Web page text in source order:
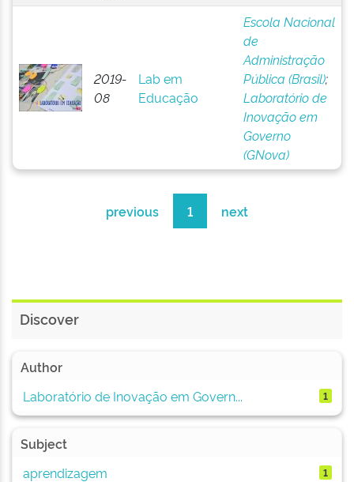
2019-
08
Lab em
Educação
Escola Nacional
de
Administração
Pública (Brasil);
Laboratório de
Inovação em
Governo
(GNova)
previous 1 next
Discover
Author
Laboratório de Inovação em Govern...
1
Subject
aprendizagem
1